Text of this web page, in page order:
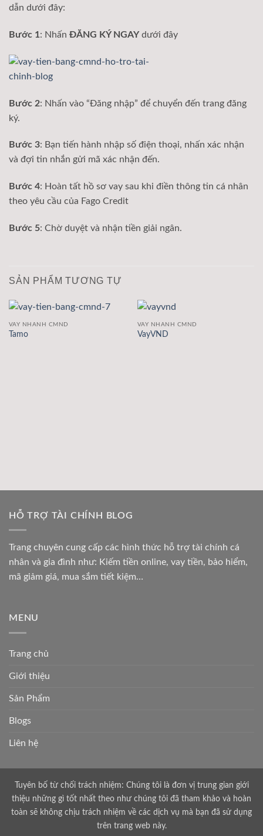
dẫn dưới đây:
Bước 1: Nhấn ĐĂNG KÝ NGAYdưới đây
Bước 2: Nhấn vào “Đăng nhập” để chuyển đến trang đăng
ký.
Bước 3: Bạn tiến hành nhập số điện thoại, nhấn xác nhận
và đợi tin nhắn gửi mã xác nhận đến.
Bước 4: Hoàn tất hồ sơ vay sau khi điền thông tin cá nhân
theo yêu cầu của Fago Credit
Bước 5: Chờ duyệt và nhận tiền giải ngân.
SẢN PHẨM TƯƠNG TỰ
VAY NHANH CMND
Tamo
VAY NHANH CMND
VayVND
HỖ TRỢ TÀI CHÍNH BLOG
Trang chuyên cung cấp các hình thức hỗ trợ tài chính cá
nhân và gia đình như: Kiếm tiền online, vay tiền, bảo hiểm,
mã giảm giá, mua sắm tiết kiệm…
MENU
Trang chủ
Giới thiệu
Sản Phẩm
Blogs
Liên hệ
Tuyên bố từ chối trách nhiệm: Chúng tôi là đơn vị trung gian giới
thiệu những gì tốt nhất theo như chúng tôi đã tham khảo và hoàn
toàn sẽ không chịu trách nhiệm về các dịch vụ mà bạn đã sử dụng
trên trang web này.